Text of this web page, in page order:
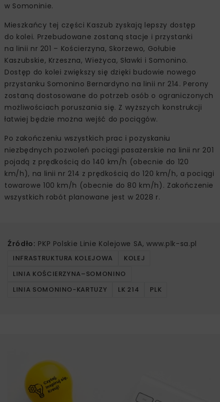
w Somoninie.
Mieszkańcy tej części Kaszub zyskają lepszy dostęp
do kolei. Przebudowane zostaną stacje i przystanki
na linii nr 201 – Kościerzyna, Skorzewo, Gołubie
Kaszubskie, Krzeszna, Wieżyca, Sławki i Somonino.
Dostęp do kolei zwiększy się dzięki budowie nowego
przystanku Somonino Bernardyno na linii nr 214. Perony
zostaną dostosowane do potrzeb osób o ograniczonych
możliwościach poruszania się. Z wyższych konstrukcji
łatwiej będzie można wejść do pociągów.
Po zakończeniu wszystkich prac i pozyskaniu
niezbędnych pozwoleń pociągi pasażerskie na linii nr 201
pojadą z prędkością do 140 km/h (obecnie do 120
km/h), na linii nr 214 z prędkością do 120 km/h, a pociągi
towarowe 100 km/h (obecnie do 80 km/h). Zakończenie
wszystkich robót planowane jest w 2028 r.
Źródło: PKP Polskie Linie Kolejowe SA, www.plk-sa.pl
INFRASTRUKTURA KOLEJOWA
KOLEJ
LINIA KOŚCIERZYNA–SOMONINO
LINIA SOMONINO-KARTUZY
LK 214 PLK